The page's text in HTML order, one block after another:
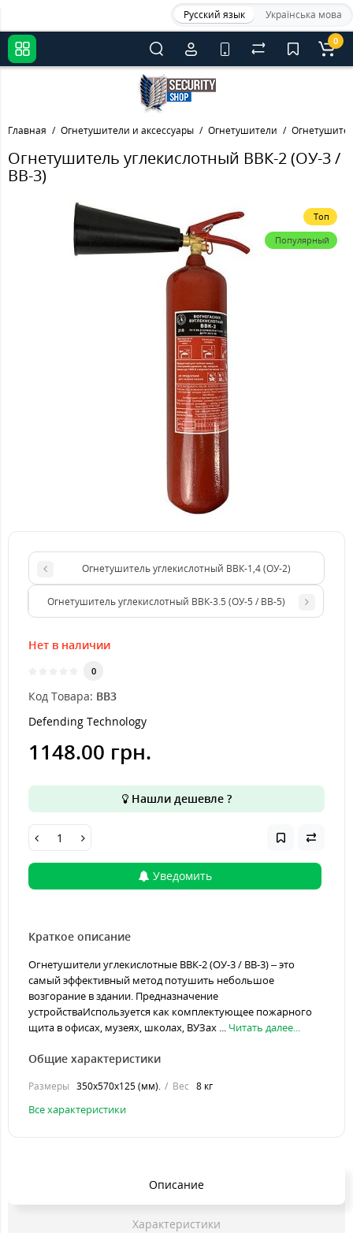
Русский язык Українська мова
0
Главная Огнетушители и аксессуары Огнетушители
Огнетушитель углекислотный ВВК-2 (ОУ-3 /
ВВ-3)
Топ
Популярный
Огнетушитель углекислотный ВВК-1,4 (ОУ-2)
Огнетушитель углекислотный ВВК-3.5 (ОУ-5 / ВВ-5)
Нет в наличии
0
Код Товара: BB3
Defending Technology
1148.00 грн.
Нашли дешевле ?
Уведомить
Краткое описание
Огнетушители углекислотные ВВК-2 (ОУ-3 / ВВ-3) – это
самый эффективный метод потушить небольшое
возгорание в здании. Предназначение
устройстваИспользуется как комплектующее пожарного
щита в офисах, музеях, школах, ВУЗах ... Читать далее...
Общие характеристики
Размеры 350х570х125 (мм). Вес 8 кг
Все характеристики
Описание
Характеристики